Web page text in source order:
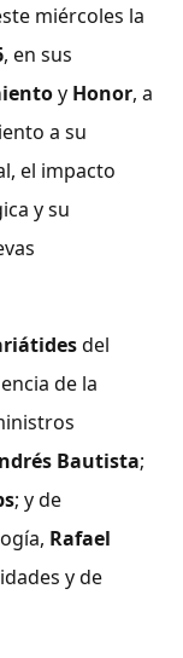
miércoles la
, en sus
y Honor, a
a su
el impacto
y su
del
de la
Bautista;
; y de
Rafael
y de